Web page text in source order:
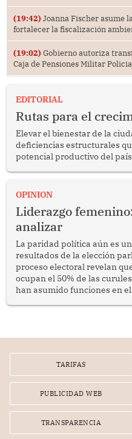
(19:42) Joanna Fischer asume
fortalecer la fiscalización
(19:02) Gobierno autoriza
Caja de Pensiones Militar
EDITORIAL
Rutas para el
Elevar el bienestar de la
deficiencias estructurales
potencial productivo del
OPINION
Liderazgo
analizar
La paridad política aún es
resultados de la elección
proceso electoral revelan
ocupan el 50% de las
han asumido funciones en
TARIFAS
PUBLICIDAD WEB
TRANSPARENCIA